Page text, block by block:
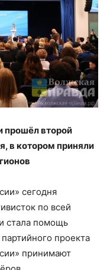
прошёл второй
в котором приняли
сегодня
по всей
стала помощь
проекта
принимают